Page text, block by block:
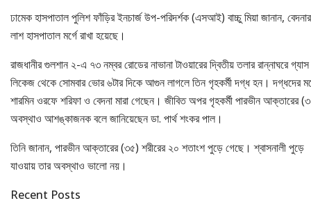
ঢামেক হাসপাতাল পুলিশ ফাঁড়ির ইনচার্জ উপ-পরিদর্শক (এসআই) বাচ্চু মিয়া জানান, বেদনার
লাশ হাসপাতাল মর্গে রাখা হয়েছে।
রাজধানীর গুলশান ২-এ ৭৩ নম্বর রোডের নাভানা টাওয়ারের দ্বিতীয় তলার রান্নাঘরে গ্যাস
লিকেজ থেকে সোমবার ভোর ৬টার দিকে আগুন লাগলে তিন গৃহকর্মী দগ্ধ হন। দগ্ধদের
শারমিন ওরফে শরিফা ও বেদনা মারা গেছেন। জীবিত অপর গৃহকর্মী পারভীন আক্তারের
অবস্থাও আশঙ্কাজনক বলে জানিয়েছেন ডা. পার্থ শংকর পাল।
তিনি জানান, পারভীন আক্তারের (৩৫) শরীরের ২০ শতাংশ পুড়ে গেছে। শ্বাসনালী পুড়ে
যাওয়ায় তার অবস্থাও ভালো নয়।
Recent Posts